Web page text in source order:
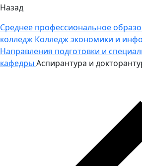
Назад
Среднее профессиональное
колледж Колледж экономики и
Направления подготовки и
кафедры Аспирантура и